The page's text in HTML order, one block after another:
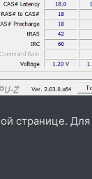
странице.